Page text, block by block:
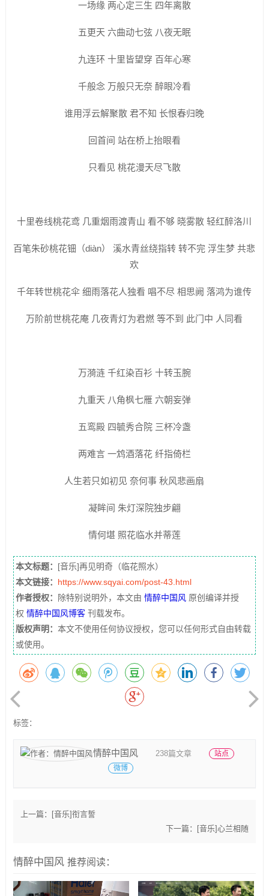
一场缘 两心定三生 四年离散
五更天 六曲动七弦 八夜无眠
九连环 十里皆望穿 百年心寒
千般念 万般只无奈 醉眼冷看
谁用浮云解聚散 君不知 长恨春归晚
回首间 站在桥上抬眼看
只看见 桃花漫天尽飞散
十里卷线桃花鸢 几重烟雨渡青山 看不够 晓雾散 轻红醉洛川
百笔朱砂桃花钿（diàn） 溪水青丝绕指转 转不完 浮生梦 共悲
欢
千年转世桃花伞 细雨落花人独看 唱不尽 相思阙 落鸿为谁传
万阶前世桃花庵 几夜青灯为君燃 等不到 此门中 人同看
万漪涟 千红染百衫 十转玉腕
九重天 八角枫七雁 六朝妄弹
五鸾殿 四毓秀合院 三杯冷盏
两难言 一鸩酒落花 纤指倚栏
人生若只如初见 奈何事 秋风悲画扇
凝眸间 朱灯深院独步翩
情何堪 照花临水并蒂莲
本文标题： [音乐]再见明奇（临花照水）
本文链接： https://www.sqyai.com/post-43.html
作者授权：
除特别说明外，本文由 情醉中国风 原创编译并授
权 情醉中国风博客刊载发布。
版权声明： 本文不使用任何协议授权，您可以任何形式自由转载
或使用。
标签：
情醉中国风 238篇文章
站点
微博
上一篇：
[音乐]衔言誓
下一篇：
[音乐]心兰相随
情醉中国风 推荐阅读：